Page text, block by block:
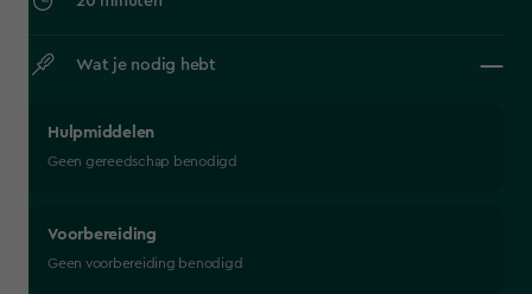
Wat je nodig hebt
Hulpmiddelen
Geen gereedschap benodigd
Voorbereiding
Geen voorbereiding benodigd